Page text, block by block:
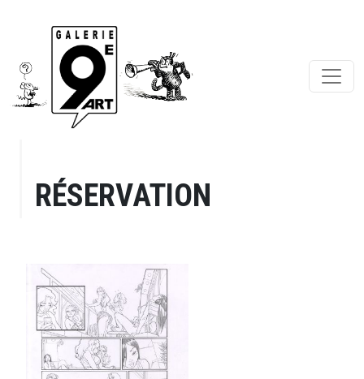
RÉSERVATION